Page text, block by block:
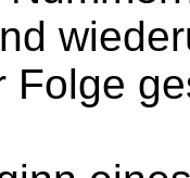
Folge